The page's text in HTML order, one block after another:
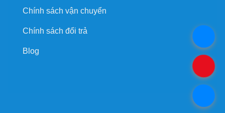
Chính sách vận chuyển
Chính sách đổi trả
Blog